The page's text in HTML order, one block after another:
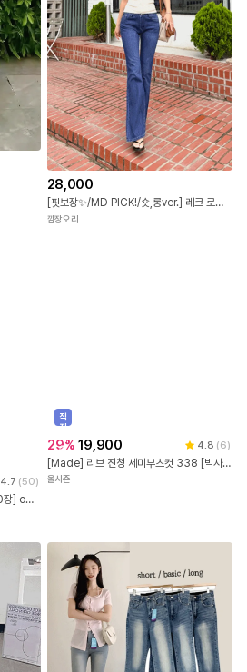
28,000
[핏보장✨/MD PICK!/숏,롱ver.] 레크 로우 세미 부츠컷 데님 팬츠
깜장오리
4.7 (50)
[OOTJ 여름❄️] [🏆누적판매5000장] ootj 오오티제이 여성 여름 후들 부츠컷청바지 로우라이즈 흑청 캣워크 썸머 부츠컷데님
직
진
배
송
29% 19,900 4.8 (6)
[Made] 리브 진청 세미부츠컷 338 [빅사이즈/S~XXXL/스판청바지/스판부츠컷/블루/빅사이즈청바지/빅사이즈부츠컷]
올시즌